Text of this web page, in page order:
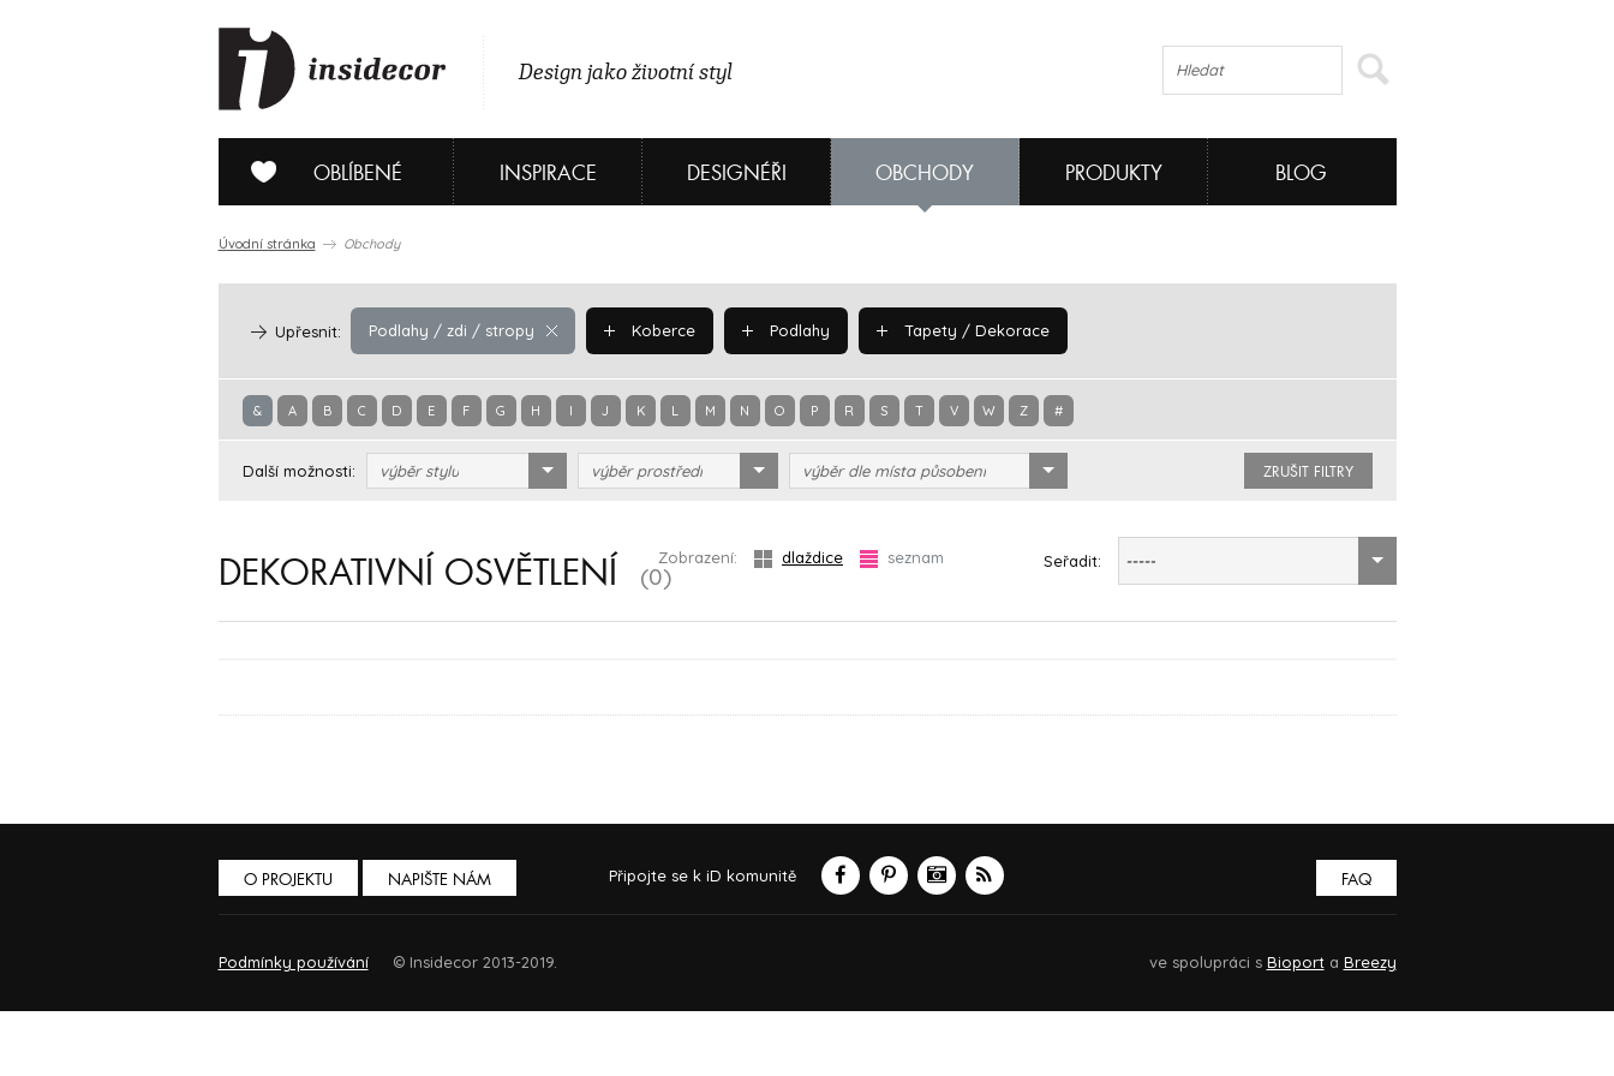
Design jako životní styl
OBLÍBENÉ INSPIRACE DESIGNÉŘI OBCHODY PRODUKTY BLOG
Úvodní stránka Obchody
Podlahy / zdi / stropy
Upřesnit: Koberce Podlahy Tapety / Dekorace
& A B C D E F G H I J K L M N O P R S T V W Z #
Další možnosti: výběr stylu výběr prostředí výběr dle místa působení ZRUŠIT FILTRY
DEKORATIVNÍ OSVĚTLENÍ (0)
Zobrazení: dlaždice seznam Seřadit: -----
O PROJEKTU NAPIŠTE NÁM Připojte se k iD komunitě FAQ
Podmínky používání © Insidecor 2013-2019. ve spolupráci s Bioporta Breezy